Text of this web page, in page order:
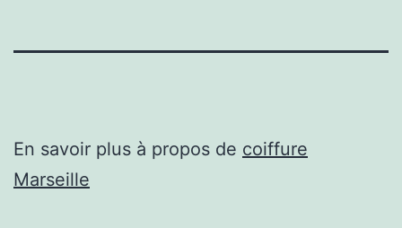
En savoir plus à propos de coiffure
Marseille